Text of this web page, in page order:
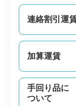
連絡割引運
加算運賃
手回り品に
ついて